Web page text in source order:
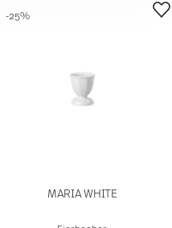
MARIA WHITE
-25%